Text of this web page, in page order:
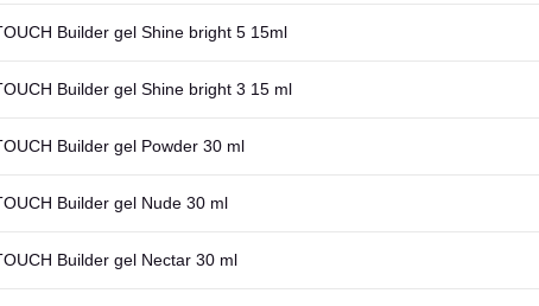
Builder gel Shine bright 5 15ml
Builder gel Shine bright 3 15 ml
Builder gel Powder 30 ml
Builder gel Nude 30 ml
Builder gel Nectar 30 ml